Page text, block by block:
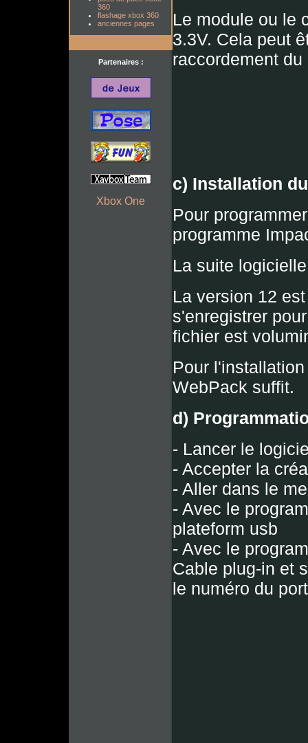
360
flashage xbox 360
anciennes pages
Partenaires :
Xbox One
Le module ou le
3.3V. Cela peut
raccordement
c) Installation
Pour
programme
La suite
La version 12
s'enregistrer
fichier est
Pour
WebPack suffit.
d)
- Lancer le
- Accepter la
- Aller dans le
- Avec le
plateform usb
- Avec le
Cable plug-in et
le numéro du